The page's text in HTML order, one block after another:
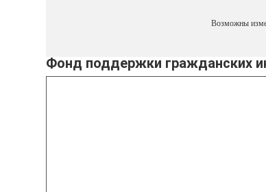
Возможны
Фонд поддержки гражданских